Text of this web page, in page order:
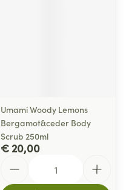
Umami Woody Lemons
Bergamot&ceder Body
Scrub 250ml
€ 20,00